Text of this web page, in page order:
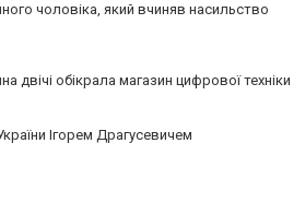
чоловіка, який вчиняв насильство
двічі обікрала магазин цифрової техніки
Ігорем Драгусевичем